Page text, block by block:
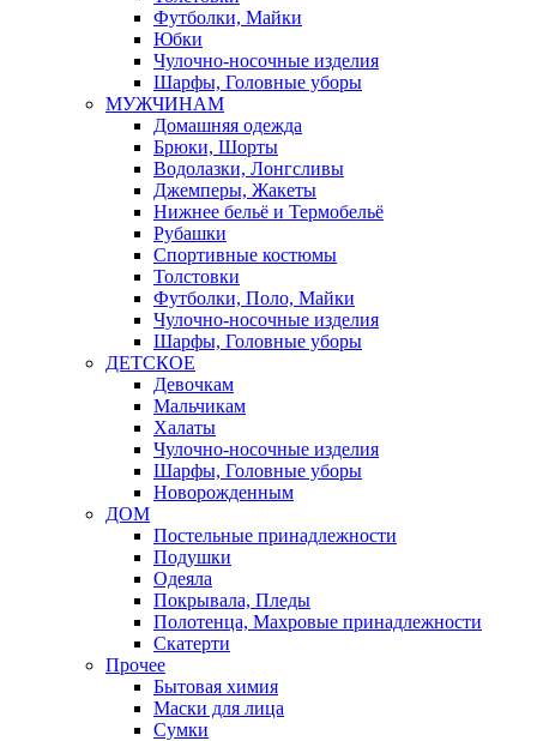
Футболки, Майки
Юбки
Чулочно-носочные изделия
Шарфы, Головные уборы
МУЖЧИНАМ
Домашняя одежда
Брюки, Шорты
Водолазки, Лонгсливы
Джемперы, Жакеты
Нижнее бельё и Термобельё
Рубашки
Спортивные костюмы
Толстовки
Футболки, Поло, Майки
Чулочно-носочные изделия
Шарфы, Головные уборы
ДЕТСКОЕ
Девочкам
Мальчикам
Халаты
Чулочно-носочные изделия
Шарфы, Головные уборы
Новорожденным
ДОМ
Постельные принадлежности
Подушки
Одеяла
Покрывала, Пледы
Полотенца, Махровые принадлежности
Скатерти
Прочее
Бытовая химия
Маски для лица
Сумки